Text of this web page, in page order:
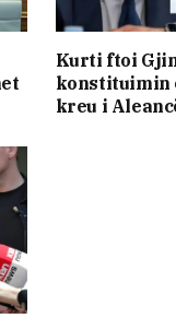
Kurti ftoi
konstituimin
kreu i